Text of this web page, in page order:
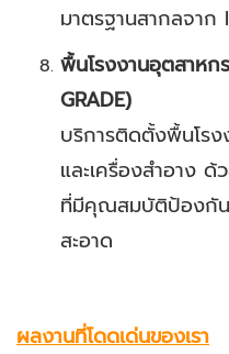
มาตรฐานสากลจาก
พื้นโรงงานอุตสาห
GRADE)
บริการติดตั้งพื้นโร
และเครื่องสำอาง ด้
ที่มีคุณสมบัติป้องกัน
สะอาด
ผลงานที่โดดเด่นของเรา